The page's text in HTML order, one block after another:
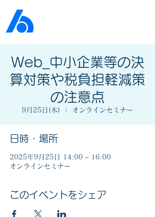
Web_中小企業等の決
算対策や税負担軽減策
の注意点
9月25日(木) オンラインセミナー
日時・場所
2025年9月25日 14:00 – 16:00
オンラインセミナー
このイベントをシェア